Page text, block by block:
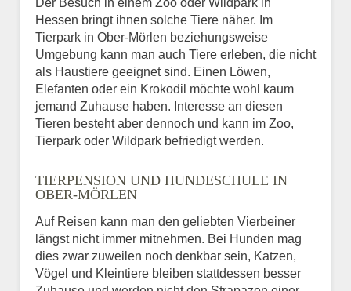
Hessen bringt ihnen solche Tiere näher. Im
Tierpark in Ober-Mörlen beziehungsweise
Umgebung kann man auch Tiere erleben, die nicht
als Haustiere geeignet sind. Einen Löwen,
Elefanten oder ein Krokodil möchte wohl kaum
jemand Zuhause haben. Interesse an diesen
Tieren besteht aber dennoch und kann im Zoo,
Tierpark oder Wildpark befriedigt werden.
TIERPENSION UND HUNDESCHULE IN
OBER-MÖRLEN
Auf Reisen kann man den geliebten Vierbeiner
längst nicht immer mitnehmen. Bei Hunden mag
dies zwar zuweilen noch denkbar sein, Katzen,
Vögel und Kleintiere bleiben stattdessen besser